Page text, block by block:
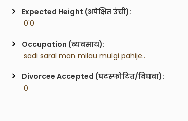
Expected Height (अपेक्षित उंची):
0'0
Occupation (व्यवसाय):
sadi saral man milau mulgi pahije..
Divorcee Accepted (घटस्फोटित/विधवा):
0